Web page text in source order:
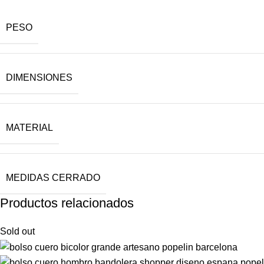
PESO
DIMENSIONES
MATERIAL
MEDIDAS CERRADO
Productos relacionados
Sold out